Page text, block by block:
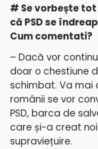
# Se vorbește
că PSD se
Cum comentati?
– Dacă vor
doar o chestiune
schimbat. Va mai
românii se vor
PSD, barca de
care și-a creat
supraviețuire.